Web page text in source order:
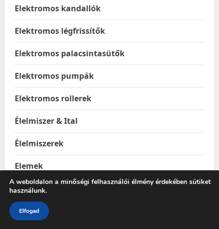
Elektromos kandallók
Elektromos légfrissítők
Elektromos palacsintasütők
Elektromos pumpák
Elektromos rollerek
Élelmiszer & Ital
Élelmiszerek
Elemek
Elemek & akkumulátorok
Élményelemek
A weboldalon a minőségi felhasználói élmény érdekében sütiket
használunk.
Elfogad